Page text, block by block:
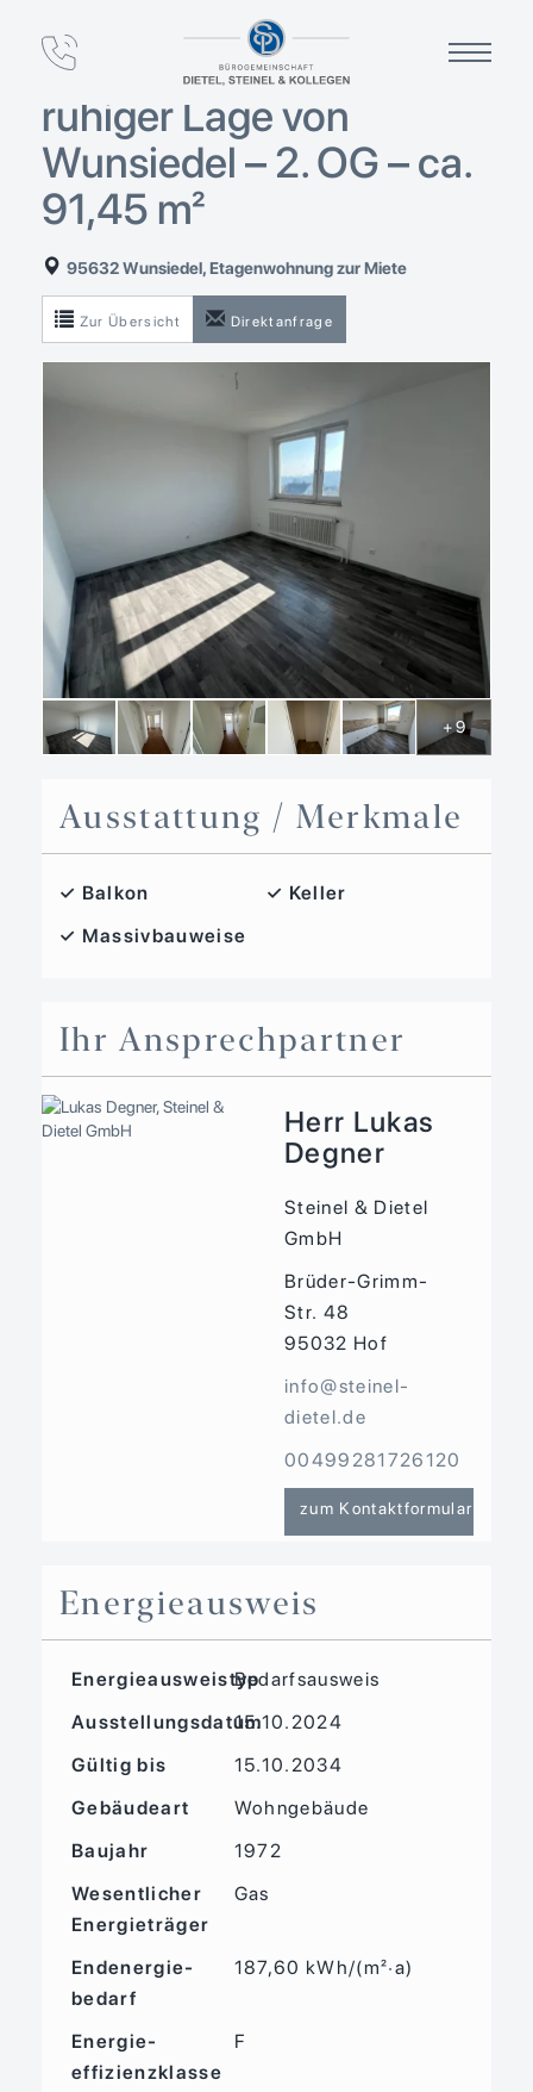
Helle 4-Zimmer-
Wohnung mit Balkon in
ruhiger Lage von
Wunsiedel – 2. OG – ca.
91,45 m²
95632 Wunsiedel, Etagenwohnung zur Miete
Zur Übersicht Direktanfrage
+ 9
Ausstattung / Merkmale
✓ Balkon
✓ Keller
✓ Massivbauweise
Ihr Ansprechpartner
Herr Lukas
Degner
Steinel & Dietel
GmbH
Brüder-Grimm-
Str. 48
95032 Hof
info@steinel-
dietel.de
00499281726120
zum Kontaktformular
Energieausweis
EnergieausweistypBedarfs­ausweis
Ausstellungsdatum15.10.2024
Gültig bis
15.10.2034
Gebäudeart
Wohngebäude
Baujahr
1972
Wesentlicher
Energieträger
Gas
Endenergie­
bedarf
187,60 kWh/(m²·a)
Energie­
effizienz­klasse
F